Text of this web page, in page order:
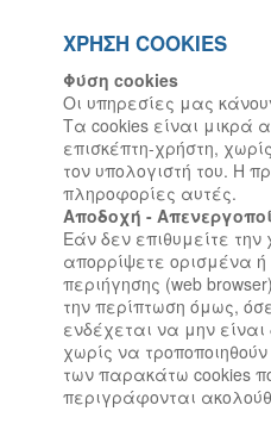
ΧΡΗΣΗ COOKIES
Φύση cookies
Οι υπηρεσίες μας
Τα cookies είναι μικρά
επισκέπτη-χρήστη,
τον υπολογιστή του. Η
πληροφορίες αυτές.
Αποδοχή -
Εάν δεν επιθυμείτε
απορρίψετε ορισμένα
περιήγησης (web
την περίπτωση όμως,
ενδέχεται να μην
χωρίς να
των παρακάτω cookies
περιγράφονται